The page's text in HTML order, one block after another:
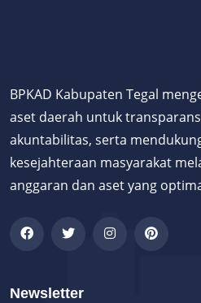
BPKAD Kabupaten Tegal
aset daerah untuk
akuntabilitas, serta
kesejahteraan masyarakat
anggaran dan aset yang
Newsletter